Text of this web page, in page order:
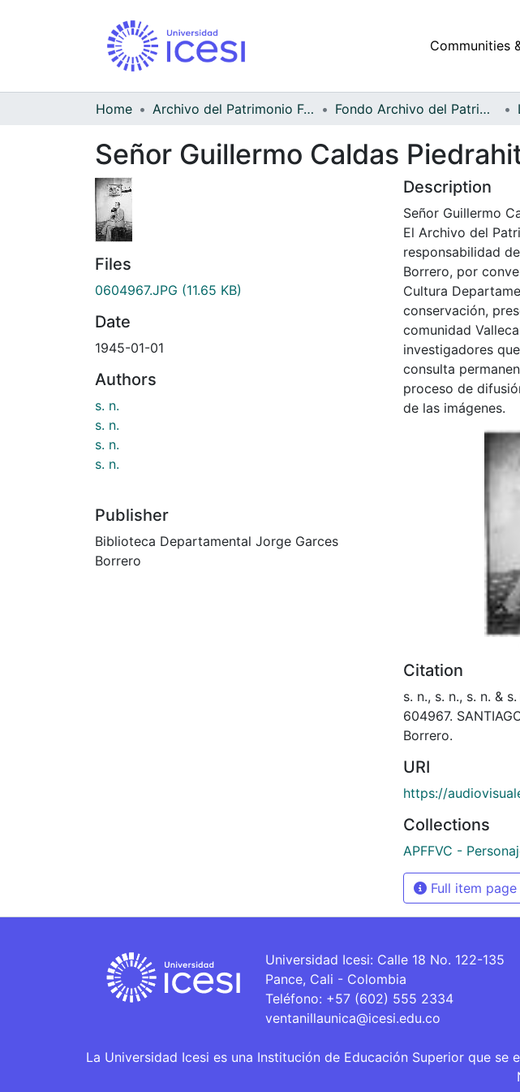
Communities
Home Archivo del Patrimonio Fotográfico y Fílmico del Valle del Cauca Fondo Archivo del Patrimonio Fotográfico y Fílmico del Valle del Cauca
Señor Guillermo Caldas
Files
0604967.JPG (11.65 KB)
Date
1945-01-01
Authors
s. n.
s. n.
s. n.
s. n.
Publisher
Biblioteca Departamental Jorge Garces
Borrero
Description
Señor Guillermo
El Archivo del
responsabilidad
Borrero, por
Cultura
conservación,
comunidad
investigadores
consulta
proceso de
de las imágenes.
Citation
s. n., s. n., s. n. &
604967.
Borrero.
URI
https://
Collections
APFFVC -
Full item page
Universidad Icesi: Calle 18 No. 122-135
Pance, Cali - Colombia
Teléfono: +57 (602) 555 2334
ventanillaunica@icesi.edu.co
La Universidad Icesi es una Institución de Educación Superior que